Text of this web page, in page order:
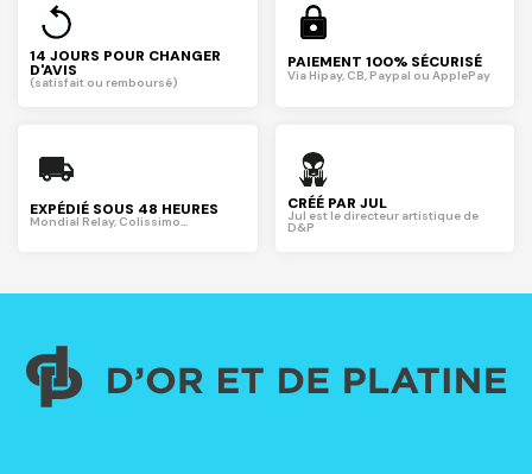
14 JOURS POUR CHANGER
D'AVIS
(satisfait ou remboursé)
PAIEMENT 100% SÉCURISÉ
Via Hipay, CB, Paypal ou ApplePay
EXPÉDIÉ SOUS 48 HEURES
Mondial Relay, Colissimo...
CRÉÉ PAR JUL
Jul est le directeur artistique de
D&P